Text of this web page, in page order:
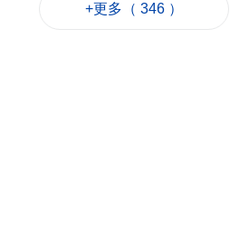
+更多（ 346 ）